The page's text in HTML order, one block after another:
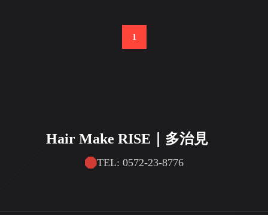
1
Hair Make RISE｜多治見
TEL: 0572-23-8776